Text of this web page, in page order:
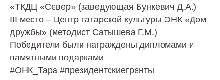
«ТКДЦ «Север» (заведующая Бункевич Д.А.)
III место – Центр татарской культуры ОНК «Дом
дружбы» (методист Сатышева Г.М.)
Победители были награждены дипломами и
памятными подарками.
#ОНК_Тара #президентскиегранты